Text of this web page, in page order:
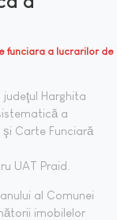
funciara a lucrarilor
Harghita
a
Carte Funciară
UAT Praid.
al Comunei
imobilelor